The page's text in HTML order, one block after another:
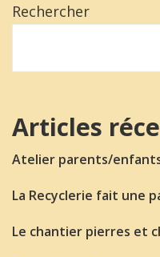
Rechercher
Articles
Atelier parents/
La Recyclerie fait une
Le chantier pierres et